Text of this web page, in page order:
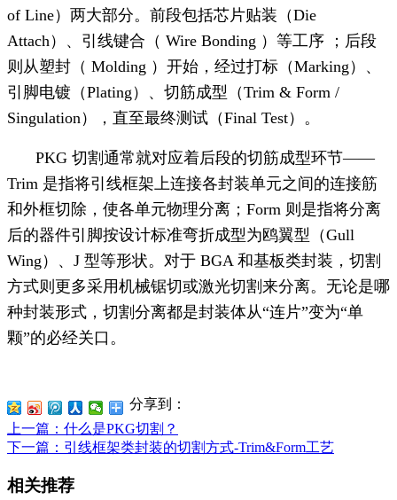
of Line）两大部分。前段包括芯片贴装（Die
Attach）、引线键合（ Wire Bonding ）等工序 ；后段
则从塑封（ Molding ）开始，经过打标（Marking）、
引脚电镀（Plating）、切筋成型（Trim & Form /
Singulation），直至最终测试（Final Test）。
PKG 切割通常就对应着后段的切筋成型环节——
Trim 是指将引线框架上连接各封装单元之间的连接筋
和外框切除，使各单元物理分离；Form 则是指将分离
后的器件引脚按设计标准弯折成型为鸥翼型（Gull
Wing）、J 型等形状。对于 BGA 和基板类封装，切割
方式则更多采用机械锯切或激光切割来分离。无论是哪
种封装形式，切割分离都是封装体从“连片”变为“单
颗”的必经关口。
分享到：
上一篇 ：什么是PKG切割？
下一篇 ：引线框架类封装的切割方式-Trim&Form工艺
相关推荐